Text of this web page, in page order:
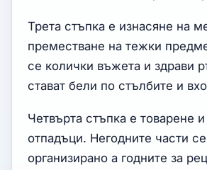
Трета стъпка е изнасяне на
преместване на тежки
се колички въжета и здрави
стават бели по стълбите и
Четвърта стъпка е товарене
отпадъци. Негодните части
организирано а годните за